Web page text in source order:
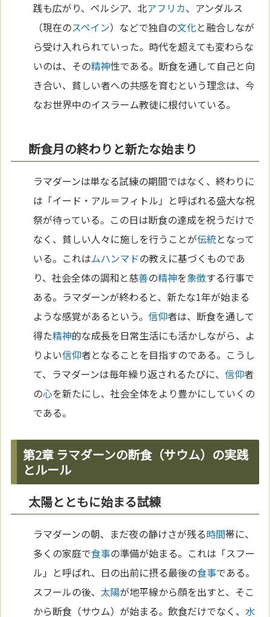
践も広がり、ペルシア、北アフリカ、アンダルス
（現在のスペイン）などで独自の文化と融合しなが
ら受け入れられていった。時代を超えても変わらな
いのは、その精神性である。断食を通して自己と向
き合い、貧しい者への共感を育むという理念は、今
なお世界中のイスラーム教徒に根付いている。
断食月の終わりと新たな始まり
ラマダーンは単なる試練の期間ではなく、終わりに
は「イード・アル＝フィトル」と呼ばれる盛大な祝
祭が待っている。この日は断食の達成を祝うだけで
なく、貧しい人々に施しを行うことが伝統となって
いる。これはムハンマドの教えに基づくものであ
り、社会全体の調和と慈善の精神を象徴する行事で
ある。ラマダーンが終わると、新たな1年が始まる
ような感覚があるという。信仰者は、断食を通して
得た精神的な成長を日常生活にも活かしながら、よ
りよい信仰者となることを目指すのである。こうし
て、ラマダーンは毎年繰り返されるたびに、信仰者
の心を新たにし、社会全体をより豊かにしていくの
である。
第2章 ラマダーンの断食（サウム）の実践
とルール
太陽とともに始まる試練
ラマダーンの朝、まだ夜の静けさが残る時間帯に、
多くの家庭で食事の準備が始まる。これは「スフー
ル」と呼ばれ、日の出前に摂る最後の食事である。
スフールの後、 太陽が地平線から顔を出すと、そこ
から断食（サウム）が始まる。飲食だけでなく、水